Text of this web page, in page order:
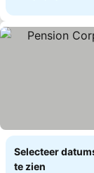
Selecteer
te zien